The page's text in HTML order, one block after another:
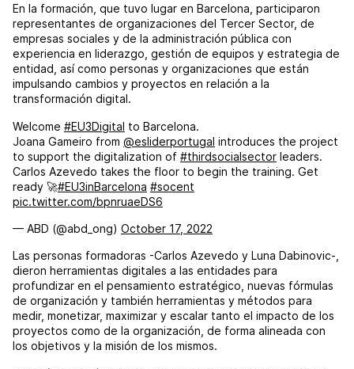
En la formación, que tuvo lugar en Barcelona, participaron
representantes de organizaciones del Tercer Sector, de
empresas sociales y de la administración pública con
experiencia en liderazgo, gestión de equipos y estrategia de
entidad, así como personas y organizaciones que están
impulsando cambios y proyectos en relación a la
transformación digital.
Welcome #EU3Digital to Barcelona.
Joana Gameiro from @esliderportugal introduces the project
to support the digitalization of #thirdsocialsector leaders.
Carlos Azevedo takes the floor to begin the training. Get
ready 🚀#EU3inBarcelona #socent
pic.twitter.com/bpnruaeDS6
— ABD (@abd_ong) October 17, 2022
Las personas formadoras -Carlos Azevedo y Luna Dabinovic-,
dieron herramientas digitales a las entidades para
profundizar en el pensamiento estratégico, nuevas fórmulas
de organización y también herramientas y métodos para
medir, monetizar, maximizar y escalar tanto el impacto de los
proyectos como de la organización, de forma alineada con
los objetivos y la misión de los mismos.